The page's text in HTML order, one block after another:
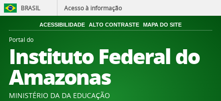
BRASIL Acesso à informação
ACESSIBILIDADE ALTO CONTRASTE MAPA DO SITE
Portal do
Instituto Federal do
Amazonas
MINISTÉRIO DA DA EDUCAÇÃO